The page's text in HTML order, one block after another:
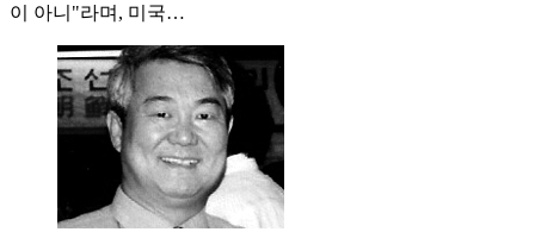
이 아니"라며, 미국…